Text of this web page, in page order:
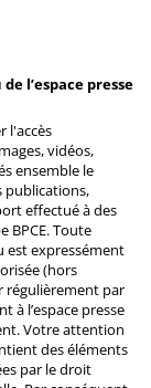
l’espace presse
l'accès
vidéos,
ensemble le
publications,
effectué à des
BPCE. Toute
est expressément
(hors
régulièrement par
à l’espace presse
Votre attention
des éléments
par le droit